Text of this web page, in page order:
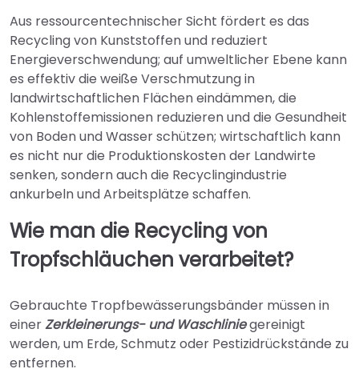
Aus ressourcentechnischer Sicht fördert es das
Recycling von Kunststoffen und reduziert
Energieverschwendung; auf umweltlicher Ebene kann
es effektiv die weiße Verschmutzung in
landwirtschaftlichen Flächen eindämmen, die
Kohlenstoffemissionen reduzieren und die Gesundheit
von Boden und Wasser schützen; wirtschaftlich kann
es nicht nur die Produktionskosten der Landwirte
senken, sondern auch die Recyclingindustrie
ankurbeln und Arbeitsplätze schaffen.
Wie man die Recycling von
Tropfschläuchen verarbeitet?
Gebrauchte Tropfbewässerungsbänder müssen in
einerZerkleinerungs- und Waschliniegereinigt
werden, um Erde, Schmutz oder Pestizidrückstände zu
entfernen.